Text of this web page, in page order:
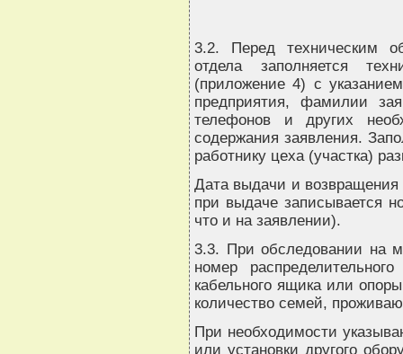
3.2. Перед техническим
отдела заполняется
(приложение 4) с
предприятия, фамилии
телефонов и других
содержания заявления.
работнику цеха (участка)
Дата выдачи и возвращения
при выдаче записывается
что и на заявлении).
3.3. При обследовании на
номер
кабельного ящика или
количество семей,
При необходимости
или установки другого